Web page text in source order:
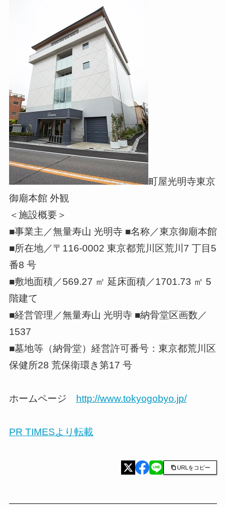
町屋光明寺東京
御廟本館 外観
＜施設概要＞
■事業主／無量寿山 光明寺 ■名称／東京御廟本館
■所在地／〒116-0002 東京都荒川区荒川7 丁目5
番8 号
■敷地面積／569.27 ㎡ 延床面積／1701.73 ㎡ 5
階建て
■経営管理／無量寿山 光明寺 ■納骨堂区画数／
1537
■墓地等（納骨堂）経営許可番号：東京都荒川区
保健所28 荒保衛環き第17 号
ホームページ http://www.tokyogobyo.jp/
PR TIMESより転載
URLをコピー